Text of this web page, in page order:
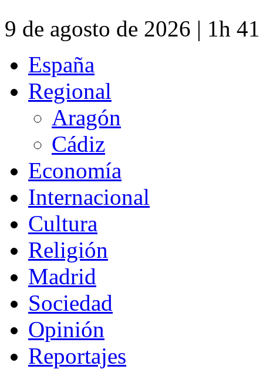
9 de agosto de 2026 | 1h
España
Regional
Aragón
Cádiz
Economía
Internacional
Cultura
Religión
Madrid
Sociedad
Opinión
Reportajes